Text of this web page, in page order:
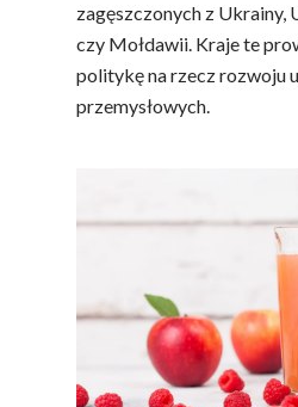
zagęszczonych z Ukrainy,
czy Mołdawii. Kraje te
politykę na rzecz rozwoju
przemysłowych.